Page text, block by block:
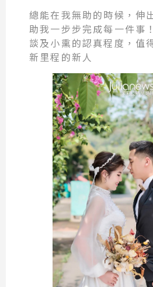
總能在我無助的時候，伸
助我一步步完成每一件事！
談及小熏的認真程度，值
新里程的新人